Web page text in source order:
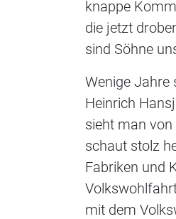
knappe
die jetzt
sind Söhne
Wenige Jahre
Heinrich
sieht man
schaut stolz
Fabriken und
mit dem